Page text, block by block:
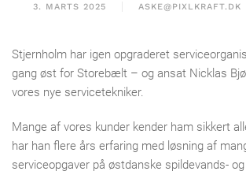
3. MARTS 2025 ASKE@PIXLKRAFT.DK
Stjernholm har igen opgraderet
gang øst for Storebælt – og ansat Nicklas
vores nye servicetekniker.
Mange af vores kunder kender ham sikkert
har han flere års erfaring med løsning af
serviceopgaver på østdanske spildevands-